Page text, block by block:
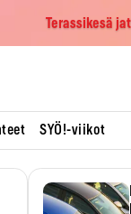
Terassikesä
SYÖ!-viikot